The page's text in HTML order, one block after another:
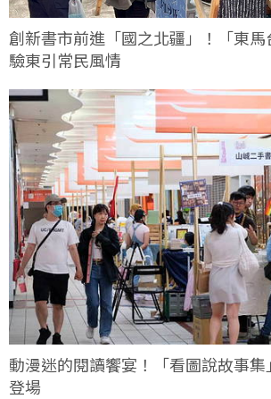
創新書市前進「國之北疆」！「東
驗東引常民風情
動漫迷的閱讀饗宴！「看圖說故事
登場